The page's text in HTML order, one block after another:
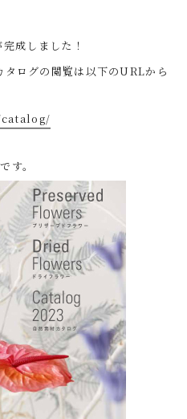
成しました！
ログの閲覧は以下のURLから
す。